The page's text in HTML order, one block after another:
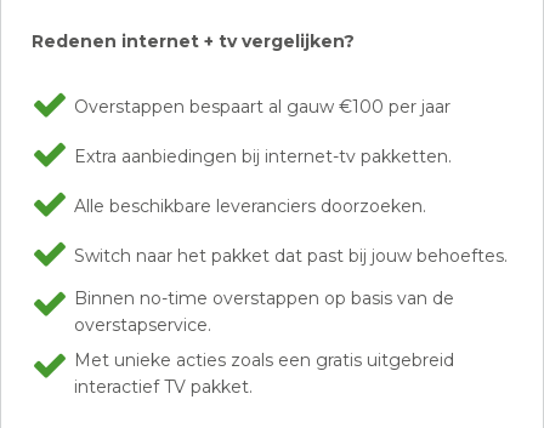
Redenen internet + tv vergelijken?
Overstappen bespaart al gauw €100 per jaar
Extra aanbiedingen bij internet-tv pakketten.
Alle beschikbare leveranciers doorzoeken.
Switch naar het pakket dat past bij jouw behoeftes.
Binnen no-time overstappen op basis van de
overstapservice.
Met unieke acties zoals een gratis uitgebreid
interactief TV pakket.